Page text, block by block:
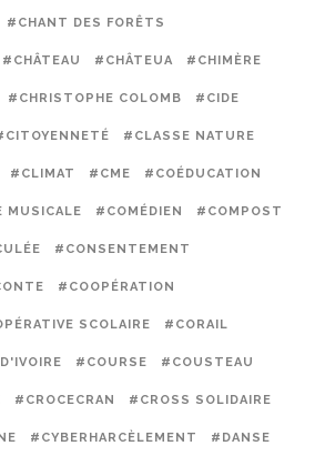
#CHANT DES FORÊTS
#CHÂTEAU #CHÂTEUA #CHIMÈRE
#CHRISTOPHE COLOMB #CIDE
#CLASSE NATURE
#CLIMAT #CME #COÉDUCATION
MUSICALE #COMÉDIEN #COMPOST
#CONSENTEMENT
#COOPÉRATION
SCOLAIRE #CORAIL
#COURSE #COUSTEAU
#CROCECRAN #CROSS SOLIDAIRE
#CYBERHARCÈLEMENT #DANSE